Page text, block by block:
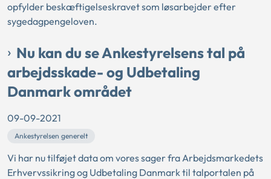
opfylder beskæftigelseskravet som løsarbejder efter
sygedagpengeloven.
Nu kan du se Ankestyrelsens tal på
arbejdsskade- og Udbetaling
Danmark området
09-09-2021
Ankestyrelsen generelt
Vi har nu tilføjet data om vores sager fra Arbejdsmarkedets
Erhvervssikring og Udbetaling Danmark til talportalen på